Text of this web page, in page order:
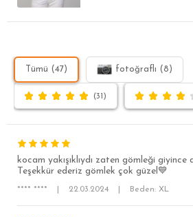
Tümü (47) fotoğraflı (8)
(31)
kocam yakışıklıydı zaten gömleği giyince
Teşekkür ederiz gömlek çok güzel💙
**** **** 22.03.2024 Beden: XL